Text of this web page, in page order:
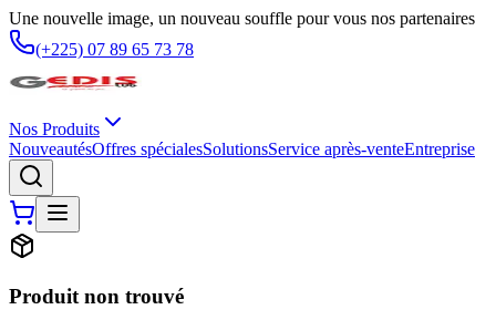
Une nouvelle image, un nouveau souffle pour vous nos partenaires
(+225) 07 89 65 73 78
Nos Produits
NouveautésOffres spécialesSolutionsService après-venteEntreprise
Produit non trouvé